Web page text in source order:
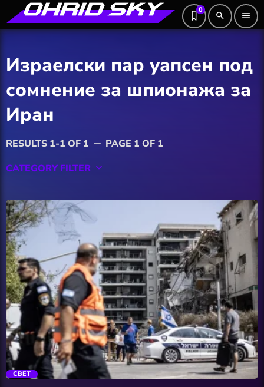
0
search menu
Израелски пар уапсен под
сомнение за шпионажа за
Иран
RESULTS 1-1 OF 1 remove PAGE 1 OF 1
CATEGORY FILTER keyboard_arrow_down
Hobby
Software
Wellness
АвтоКлуб
Балкан
trending_flat
СВЕТ